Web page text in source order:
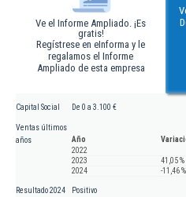
Ve el Informe Ampliado. ¡Es
gratis!
Regístrese en eInforma y le
regalamos el Informe
Ampliado de esta empresa
Capital Social De 0 a 3.100 €
Ventas últimos
años
Año
2022
2023
41,05 %
2024
-11,46 %
Resultado 2024 Positivo